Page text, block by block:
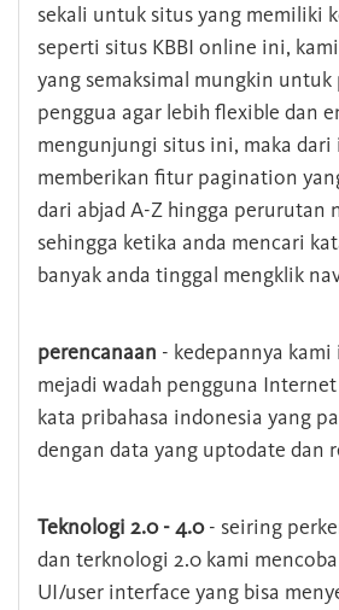
sekali untuk situs yang memiliki
seperti situs KBBI online ini,
yang semaksimal mungkin untuk
penggua agar lebih flexible dan
mengunjungi situs ini, maka dari
memberikan fitur pagination
dari abjad A-Z hingga perurutan
sehingga ketika anda mencari
banyak anda tinggal mengklik
perencanaan - kedepannya
mejadi wadah pengguna
kata pribahasa indonesia yang
dengan data yang uptodate dan
Teknologi 2.0 - 4.0- seiring
dan terknologi 2.0 kami
UI/user interface yang bisa